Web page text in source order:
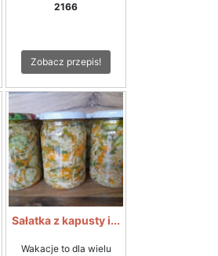
2166
Zobacz przepis!
Sałatka z kapusty i...
Wakacje to dla wielu